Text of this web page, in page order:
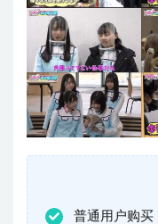
普通用户购买